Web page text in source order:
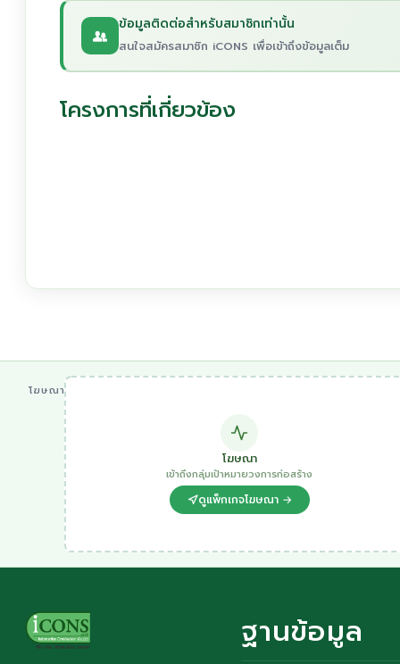
ข้อมูลติดต่อสำหรับสมาชิกเท่านั้น
สนใจสมัครสมาชิก iCONS เพื่อเข้าถึงข้อมูลเต็ม
โครงการที่เกี่ยวข้อง
โฆษณา
โฆษณา
เข้าถึงกลุ่มเป้าหมายวงการก่อสร้าง
ดูแพ็กเกจโฆษณา →
ฐานข้อมูล